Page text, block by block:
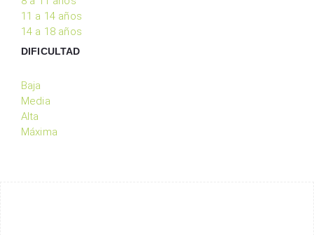
11 a 14 años
14 a 18 años
DIFICULTAD
Baja
Media
Alta
Máxima